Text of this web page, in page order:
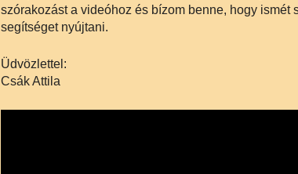
szórakozást a videóhoz és bízom benne, hogy ismét
segítséget nyújtani.
Üdvözlettel:
Csák Attila